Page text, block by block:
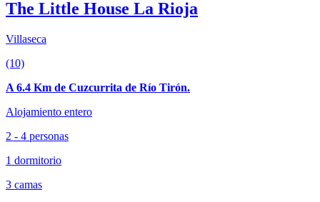
The Little House La Rioja
Villaseca
(10)
A 6.4 Km de Cuzcurrita de Río Tirón.
Alojamiento entero
2 - 4 personas
1 dormitorio
3 camas